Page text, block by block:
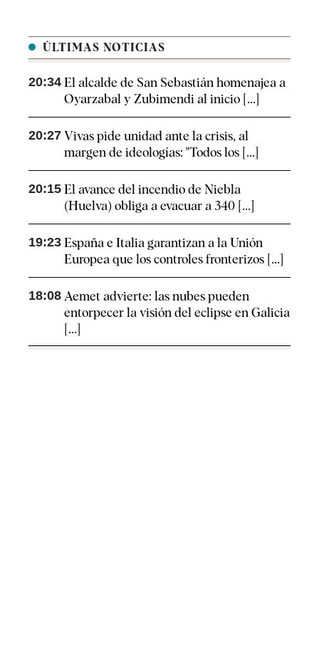
ÚLTIMAS NOTICIAS
20:34 El alcalde de San Sebastián homenajea a
Oyarzabal y Zubimendi al inicio [...]
20:27 Vivas pide unidad ante la crisis, al
margen de ideologías: "Todos los [...]
20:15 El avance del incendio de Niebla
(Huelva) obliga a evacuar a 340 [...]
19:23 España e Italia garantizan a la Unión
Europea que los controles fronterizos [...]
18:08 Aemet advierte: las nubes pueden
entorpecer la visión del eclipse en Galicia
[...]